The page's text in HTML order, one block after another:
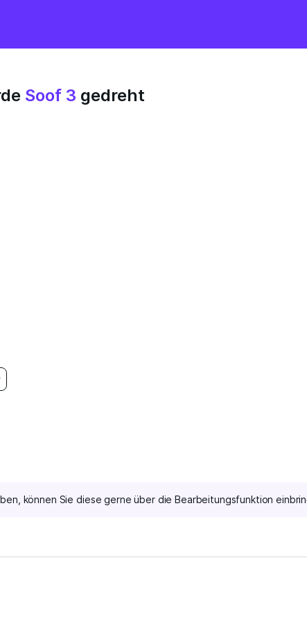
Soof 3 gedreht
können Sie diese gerne über die Bearbeitungsfunktion